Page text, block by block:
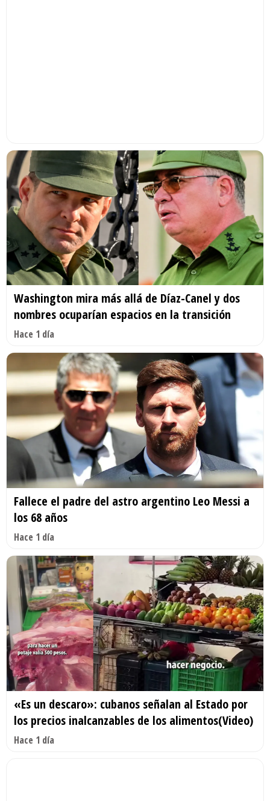
Washington mira más allá de Díaz-Canel y dos
nombres ocuparían espacios en la transición
Hace 1 día
Fallece el padre del astro argentino Leo Messi a
los 68 años
Hace 1 día
«Es un descaro»: cubanos señalan al Estado por
los precios inalcanzables de los alimentos(Video)
Hace 1 día